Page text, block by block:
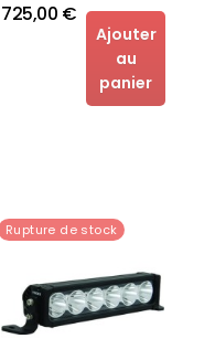
725,00 €
Ajouter
au
panier
Rupture de stock